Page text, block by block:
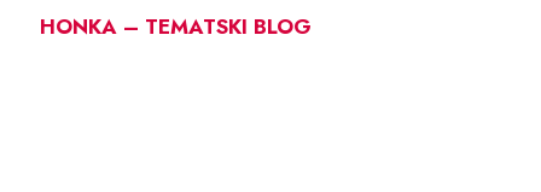
HONKA – TEMATSKI BLOG